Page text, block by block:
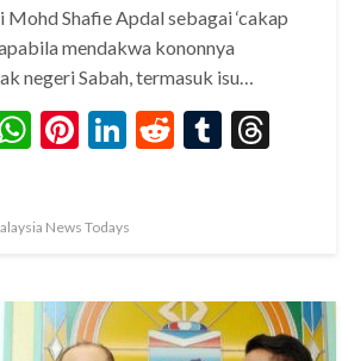
Mohd Shafie Apdal sebagai ‘cakap
mendakwa kononnya
negeri Sabah, termasuk isu…
WhatsApp
Pinterest
LinkedIn
RedditTumblr
News Todays